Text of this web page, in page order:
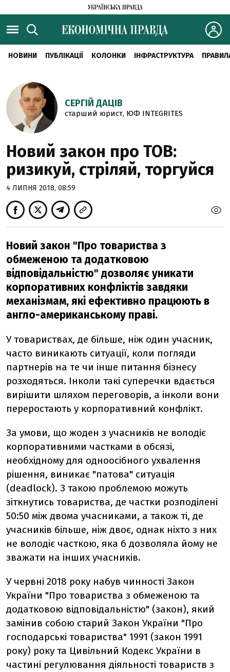
НОВИНИ ПУБЛІКАЦІЇ КОЛОНКИ ІНФРАСТРУКТУРА
СЕРГІЙ ДАЦІВ
старший юрист, ЮФ INTEGRITES
Новий закон про ТОВ:
ризикуй, стріляй, торгуйся
4 ЛИПНЯ 2018, 08:59
Новий закон "Про товариства з
обмеженою та додатковою
відповідальністю" дозволяє уникати
корпоративних конфліктів завдяки
механізмам, які ефективно працюють в
англо-американському праві.
У товариствах, де більше, ніж один учасник,
часто виникають ситуації, коли погляди
партнерів на те чи інше питання бізнесу
розходяться. Інколи такі суперечки вдається
вирішити шляхом переговорів, а інколи вони
переростають у корпоративний конфлікт.
За умови, що жоден з учасників не володіє
корпоративними частками в обсязі,
необхідному для одноосібного ухвалення
рішення, виникає "патова" ситуація
(deadlock). З такою проблемою можуть
зіткнутись товариства, де частки розподілені
50:50 між двома учасниками, а також ті, де
учасників більше, ніж двоє, однак ніхто з них
не володіє часткою, яка б дозволяла йому не
зважати на інших учасників.
У червні 2018 року набув чинності Закон
України "Про товариства з обмеженою та
додатковою відповідальністю" (закон), який
замінив собою старий Закон України "Про
господарські товариства" 1991 (закон 1991
року) року та Цивільний Кодекс України в
частині регулювання діяльності товариств з